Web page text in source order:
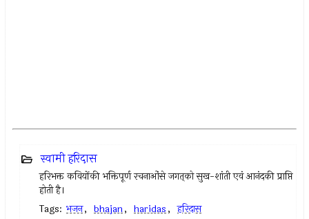
स्वामी हरिदास
हरिभक्त कवियोंकी भक्तिपूर्ण रचनाओंसे जगत्‌को सुख-शांती एवं आनंदकी प्राप्ति
होती है।
Tags: भजन, bhajan, haridas, हरिदास